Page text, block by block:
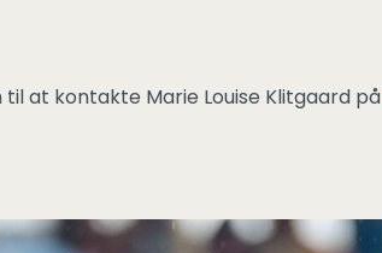
at kontakte Marie Louise Klitgaard på